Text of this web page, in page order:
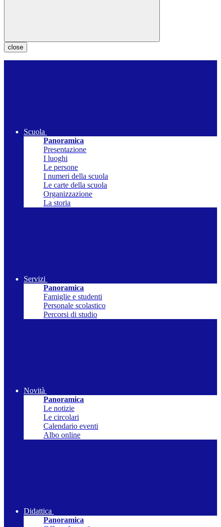
close
Scuola
Panoramica
Presentazione
I luoghi
Le persone
I numeri della scuola
Le carte della scuola
Organizzazione
La storia
Servizi
Panoramica
Famiglie e studenti
Personale scolastico
Percorsi di studio
Novità
Panoramica
Le notizie
Le circolari
Calendario eventi
Albo online
Didattica
Panoramica